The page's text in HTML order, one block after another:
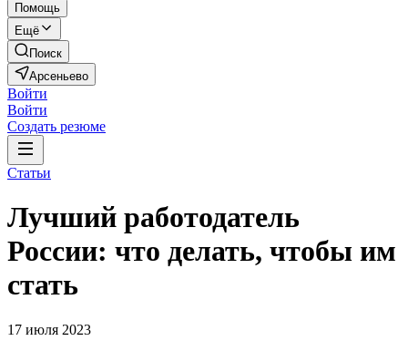
Помощь
Ещё
Поиск
Арсеньево
Войти
Войти
Создать резюме
Статьи
Лучший работодатель
России: что делать, чтобы им
стать
17 июля 2023